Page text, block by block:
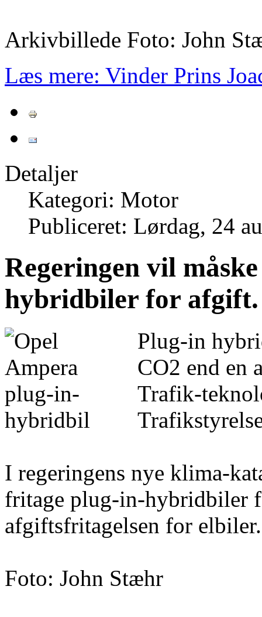
Arkivbillede Foto: John
Læs mere: Vinder Prins
Detaljer
Kategori: Motor
Publiceret: Lørdag, 24
Regeringen vil
hybridbiler for afgift.
Plug-in
CO2 end en
Trafik-
I regeringens nye klima-
fritage plug-in-
afgiftsfritagelsen for elbiler.
Foto: John Stæhr